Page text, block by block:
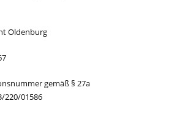
Oldenburg
gemäß § 27a
220/01586